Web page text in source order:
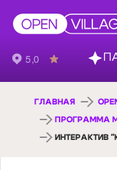
ГЛАВНАЯ
ПРОГРАММА
ИНТЕРАКТИВ